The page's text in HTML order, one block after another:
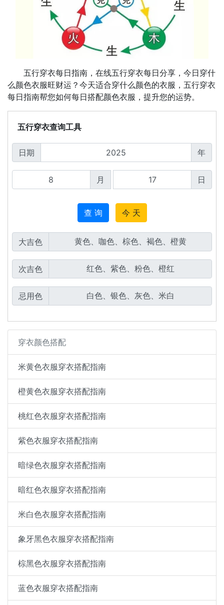
五行穿衣每日指南，在线五行穿衣每日分享，今日穿什
么颜色衣服旺财运？今天适合穿什么颜色的衣服，五行穿衣
每日指南帮您如何每日搭配颜色衣服，提升您的运势。
五行穿衣查询工具
日期 年
月 日
查 询 今 天
大吉色
次吉色
忌用色
穿衣颜色搭配
米黄色衣服穿衣搭配指南
橙黄色衣服穿衣搭配指南
桃红色衣服穿衣搭配指南
紫色衣服穿衣搭配指南
暗绿色衣服穿衣搭配指南
暗红色衣服穿衣搭配指南
米白色衣服穿衣搭配指南
象牙黑色衣服穿衣搭配指南
棕黑色衣服穿衣搭配指南
蓝色衣服穿衣搭配指南